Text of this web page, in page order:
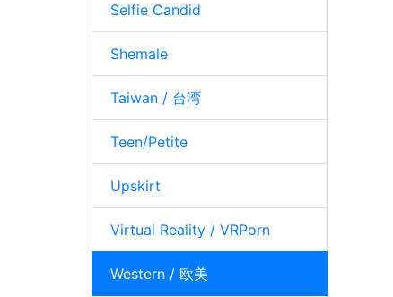
Selfie Candid
Shemale
Taiwan / 台湾
Teen/Petite
Upskirt
Virtual Reality / VRPorn
Western / 欧美